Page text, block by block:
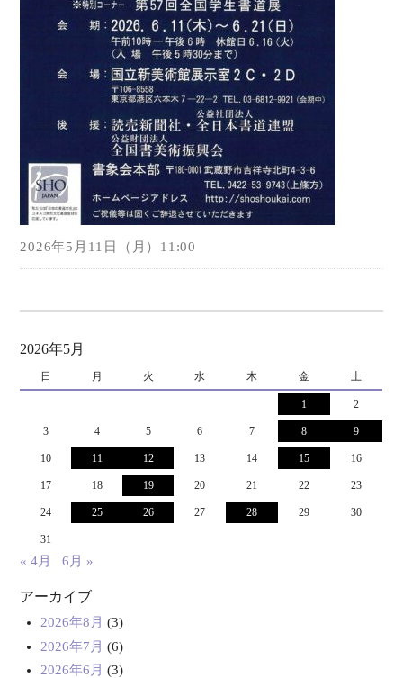
2026年5月11日（月）11:00
2026年5月
日 月 火 水 木 金 土
1 2
3 4 5 6 7 8 9
10 11 12 13 14 15 16
17 18 19 20 21 22 23
24 25 26 27 28 29 30
31
« 4月 6月 »
アーカイブ
2026年8月 (3)
2026年7月 (6)
2026年6月 (3)